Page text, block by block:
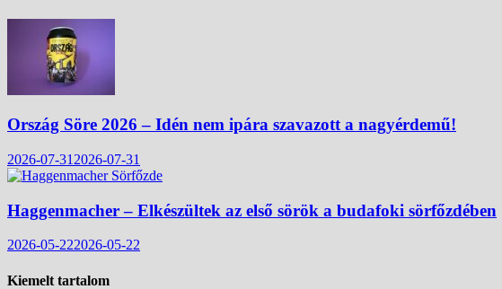
Ország Söre 2026 – Idén nem ipára szavazott a nagyérdemű!
2026-07-31 2026-07-31
Haggenmacher – Elkészültek az első sörök a budafoki sörfőzdében
2026-05-222026-05-22
Kiemelt tartalom